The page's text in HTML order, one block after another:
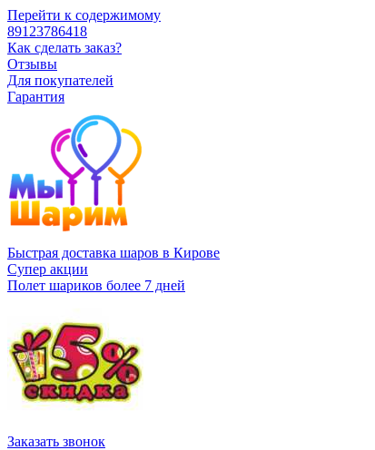
Перейти к содержимому
89123786418
Как сделать заказ?
Отзывы
Для покупателей
Гарантия
Быстрая доставка шаров в Кирове
Супер акции
Полет шариков более 7 дней
Заказать звонок